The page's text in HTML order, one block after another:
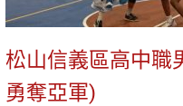
松山信義區高中職
勇奪亞軍)